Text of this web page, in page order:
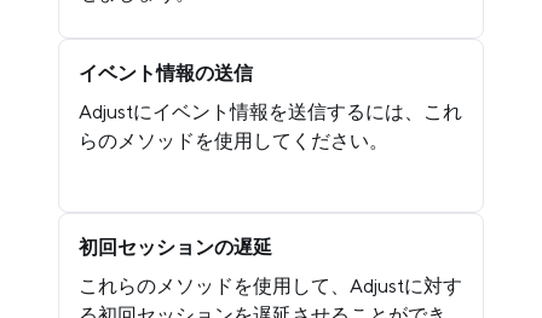
イベント情報の送信
Adjustにイベント情報を送信するには、これ
らのメソッドを使用してください。
初回セッションの遅延
これらのメソッドを使用して、Adjustに対す